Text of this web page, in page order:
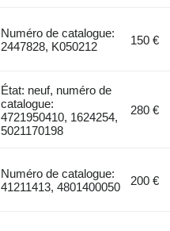
Numéro de catalogue:
2447828, K050212
150 €
État: neuf, numéro de
catalogue:
4721950410, 1624254,
5021170198
280 €
Numéro de catalogue:
41211413, 4801400050
200 €